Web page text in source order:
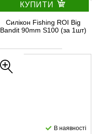
КУПИТИ
Силікон Fishing ROI Big
Bandit 90mm S100 (за 1шт)
В наявності